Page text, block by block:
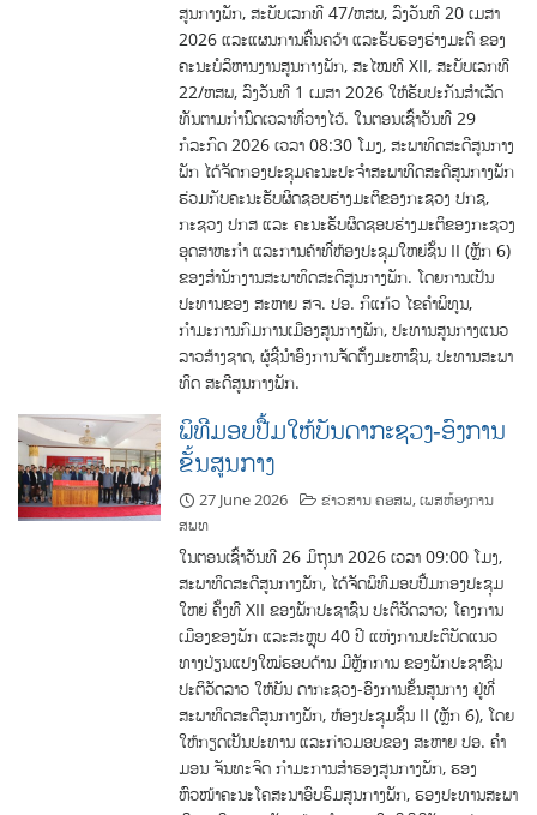
ສູນກາງພັກ, ສະບັບເລກທີ 47/ຫສພ, ລົງວັນທີ 20 ເມສາ
2026 ແລະແຜນການຄົ້ນຄວ້າ ແລະຮັບຮອງຮ່າງມະຕິ ຂອງ
ຄະນະບໍລິຫານງານສູນກາງພັກ, ສະໄໝທີ XII, ສະບັບເລກທີ
22/ຫສພ, ລົງວັນທີ 1 ເມສາ 2026 ໃຫ້ຮັບປະກັນສໍາເລັດ
ທັນຕາມກໍານົດເວລາທີ່ວາງໄວ້. ໃນຕອນເຊົ້າວັນທີ 29
ກໍລະກົດ 2026 ເວລາ 08:30 ໂມງ, ສະພາທິດສະດີສູນກາງ
ພັກ ໄດ້ຈັດກອງປະຊຸມຄະນະປະຈໍາສະພາທິດສະດີສູນກາງພັກ
ຮ່ວມກັບຄະນະຮັບຜິດຊອບຮ່າງມະຕິຂອງກະຊວງ ປກຊ,
ກະຊວງ ປກສ ແລະ ຄະນະຮັບຜິດຊອບຮ່າງມະຕິຂອງກະຊວງ
ອຸດສາຫະກໍາ ແລະການຄ້າທີ່ຫ້ອງປະຊຸມໃຫຍ່ຊັ້ນ II (ຫຼັກ 6)
ຂອງສໍານັກງານສະພາທິດສະດີສູນກາງພັກ. ໂດຍການເປັນ
ປະທານຂອງ ສະຫາຍ ສຈ. ປອ. ກິແກ້ວ ໄຂຄໍາພິທູນ,
ກຳມະການກົມການເມືອງສູນກາງພັກ, ປະທານສູນກາງແນວ
ລາວສ້າງຊາດ, ຜູ້ຊີ້ນໍາອົງການຈັດຕັ້ງມະຫາຊົນ, ປະທານສະພາ
ທິດ ສະດີສູນກາງພັກ.
ພິທີມອບປື້ມໃຫ້ບັນດາກະຊວງ-ອົງການ
ຂັ້ນສູນກາງ
27 June 2026 ຂ່າວສານ ຄອສພ,ເພສຫ້ອງການ
ສພທ
ໃນຕອນເຊົ້າວັນທີ 26 ມິຖຸນາ 2026 ເວລາ 09:00 ໂມງ,
ສະພາທິດສະດີສູນກາງພັກ, ໄດ້ຈັດພິທີມອບປື້ມກອງປະຊຸມ
ໃຫຍ່ ຄັ້ງທີ XII ຂອງພັກປະຊາຊົນ ປະຕິວັດລາວ; ໂຄງການ
ເມືອງຂອງພັກ ແລະສະຫຼຸບ 40 ປີ ແຫ່ງການປະຕິບັດແນວ
ທາງປ່ຽນແປງໃໝ່ຮອບດ້ານ ມີຫຼັກການ ຂອງພັກປະຊາຊົນ
ປະຕິວັດລາວ ໃຫ້ບັນ ດາກະຊວງ-ອົງການຂັ້ນສູນກາງ ຢູ່ທີ່
ສະພາທິດສະດີສູນກາງພັກ, ຫ້ອງປະຊຸມຊັ້ນ II (ຫຼັກ 6), ໂດຍ
ໃຫ້ກຽດເປັນປະທານ ແລະກ່າວມອບຂອງ ສະຫາຍ ປອ. ຄໍາ
ມອນ ຈັນທະຈິດ ກໍາມະການສໍາຮອງສູນກາງພັກ, ຮອງ
ຫົວໜ້າຄະນະໂຄສະນາອົບຮົມສູນກາງພັກ, ຮອງປະທານສະພາ